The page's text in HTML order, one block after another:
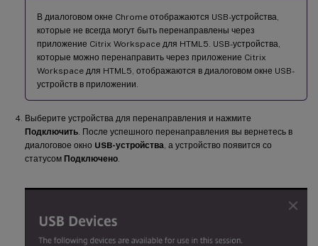
В диалоговом окне Chrome отображаются USB-устройства,
которые не всегда могут быть перенаправлены через
приложение Citrix Workspace для HTML5. USB-устройства,
которые можно перенаправить через приложение Citrix
Workspace для HTML5, отображаются в диалоговом окне USB-
устройств в приложении.
Выберите устройства для перенаправления и нажмите
Подключить. После успешного перенаправления вы вернетесь в
диалоговое окно USB-устройства, а устройство появится со
статусом Подключено.